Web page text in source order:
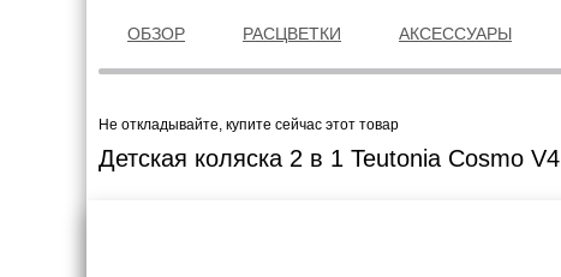
ОБЗОР РАСЦВЕТКИ АКСЕССУАРЫ
Не откладывайте, купите сейчас этот товар
Детская коляска 2 в 1 Teutonia Cosmo V4